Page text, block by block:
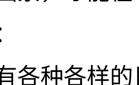
各种各样